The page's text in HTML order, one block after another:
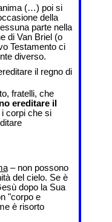
(…) poi si
della
parte nella
di Van Briel (o
Testamento ci
diverso.
il regno di
fratelli, che
ereditare il
i corpi che si
– non possono
del cielo. Se è
dopo la Sua
"corpo e
è risorto